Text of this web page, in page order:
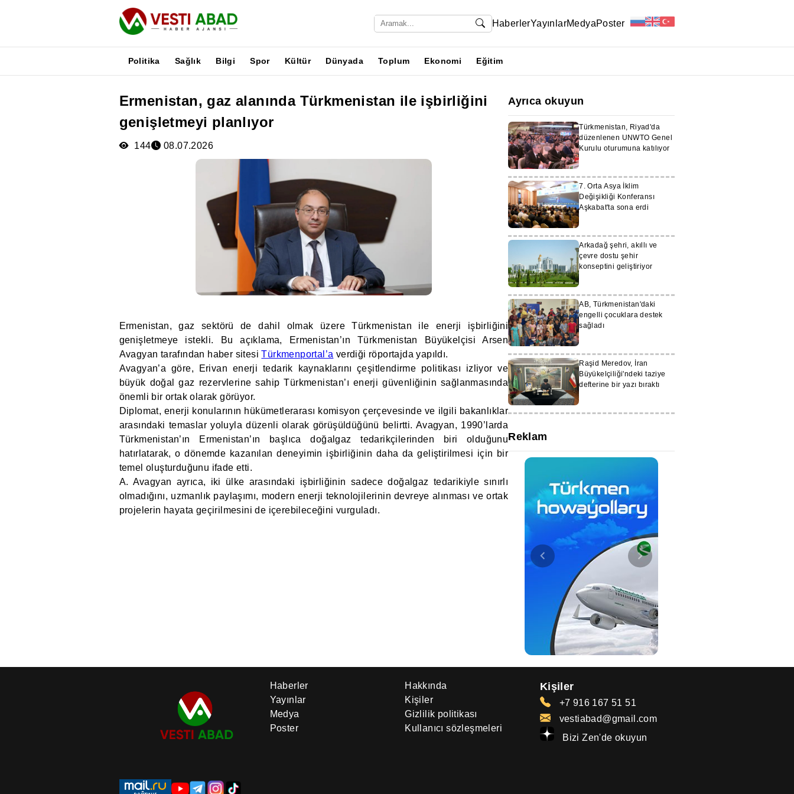
HaberlerYayınlarMedyaPoster
Politika Sağlık Bilgi Spor Kültür Dünyada Toplum Ekonomi Eğitim
Ermenistan, gaz alanında Türkmenistan ile işbirliğini
genişletmeyi planlıyor
144 08.07.2026
Ermenistan, gaz sektörü de dahil olmak üzere Türkmenistan ile enerji işbirliğini
genişletmeye istekli. Bu açıklama, Ermenistan’ın Türkmenistan Büyükelçisi Arsen
Avagyan tarafından haber sitesiTürkmenportal’a verdiği röportajda yapıldı.
Avagyan’a göre, Erivan enerji tedarik kaynaklarını çeşitlendirme politikası izliyor ve
büyük doğal gaz rezervlerine sahip Türkmenistan’ı enerji güvenliğinin sağlanmasında
önemli bir ortak olarak görüyor.
Diplomat, enerji konularının hükümetlerarası komisyon çerçevesinde ve ilgili bakanlıklar
arasındaki temaslar yoluyla düzenli olarak görüşüldüğünü belirtti. Avagyan, 1990’larda
Türkmenistan’ın Ermenistan’ın başlıca doğalgaz tedarikçilerinden biri olduğunu
hatırlatarak, o dönemde kazanılan deneyimin işbirliğinin daha da geliştirilmesi için bir
temel oluşturduğunu ifade etti.
A. Avagyan ayrıca, iki ülke arasındaki işbirliğinin sadece doğalgaz tedarikiyle sınırlı
olmadığını, uzmanlık paylaşımı, modern enerji teknolojilerinin devreye alınması ve ortak
projelerin hayata geçirilmesini de içerebileceğini vurguladı.
Ayrıca okuyun
Türkmenistan, Riyad'da
düzenlenen UNWTO Genel
Kurulu oturumuna katılıyor
7. Orta Asya İklim
Değişikliği Konferansı
Aşkabat'ta sona erdi
Arkadağ şehri, akıllı ve
çevre dostu şehir
konseptini geliştiriyor
AB, Türkmenistan'daki
engelli çocuklara destek
sağladı
Raşid Meredov, İran
Büyükelçiliği'ndeki taziye
defterine bir yazı bıraktı
Reklam
Haberler
Yayınlar
Medya
Poster
Hakkında
Kişiler
Gizlilik politikası
Kullanıcı sözleşmeleri
Kişiler
+7 916 167 51 51
vestiabad@gmail.com
Bizi Zen'de okuyun